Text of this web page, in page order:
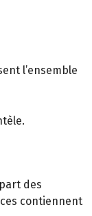
l’ensemble
des
contiennent